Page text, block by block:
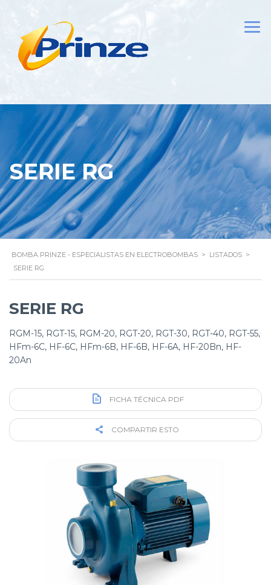
SERIE RG
BOMBA PRINZE - ESPECIALISTAS EN ELECTROBOMBAS > LISTADOS >
SERIE RG
SERIE RG
RGM-15, RGT-15, RGM-20, RGT-20, RGT-30, RGT-40, RGT-55,
HFm-6C, HF-6C, HFm-6B, HF-6B, HF-6A, HF-20Bn, HF-
20An
FICHA TÉCNICA PDF
COMPARTIR ESTO